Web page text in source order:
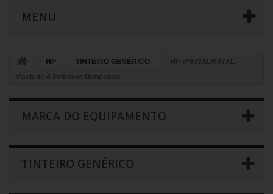
MENU
HP TINTEIRO GENÉRICO
HP nº903XL/907XL -
Pack de 4 Tinteiros Genéricos
MARCA DO EQUIPAMENTO
TINTEIRO GENÉRICO